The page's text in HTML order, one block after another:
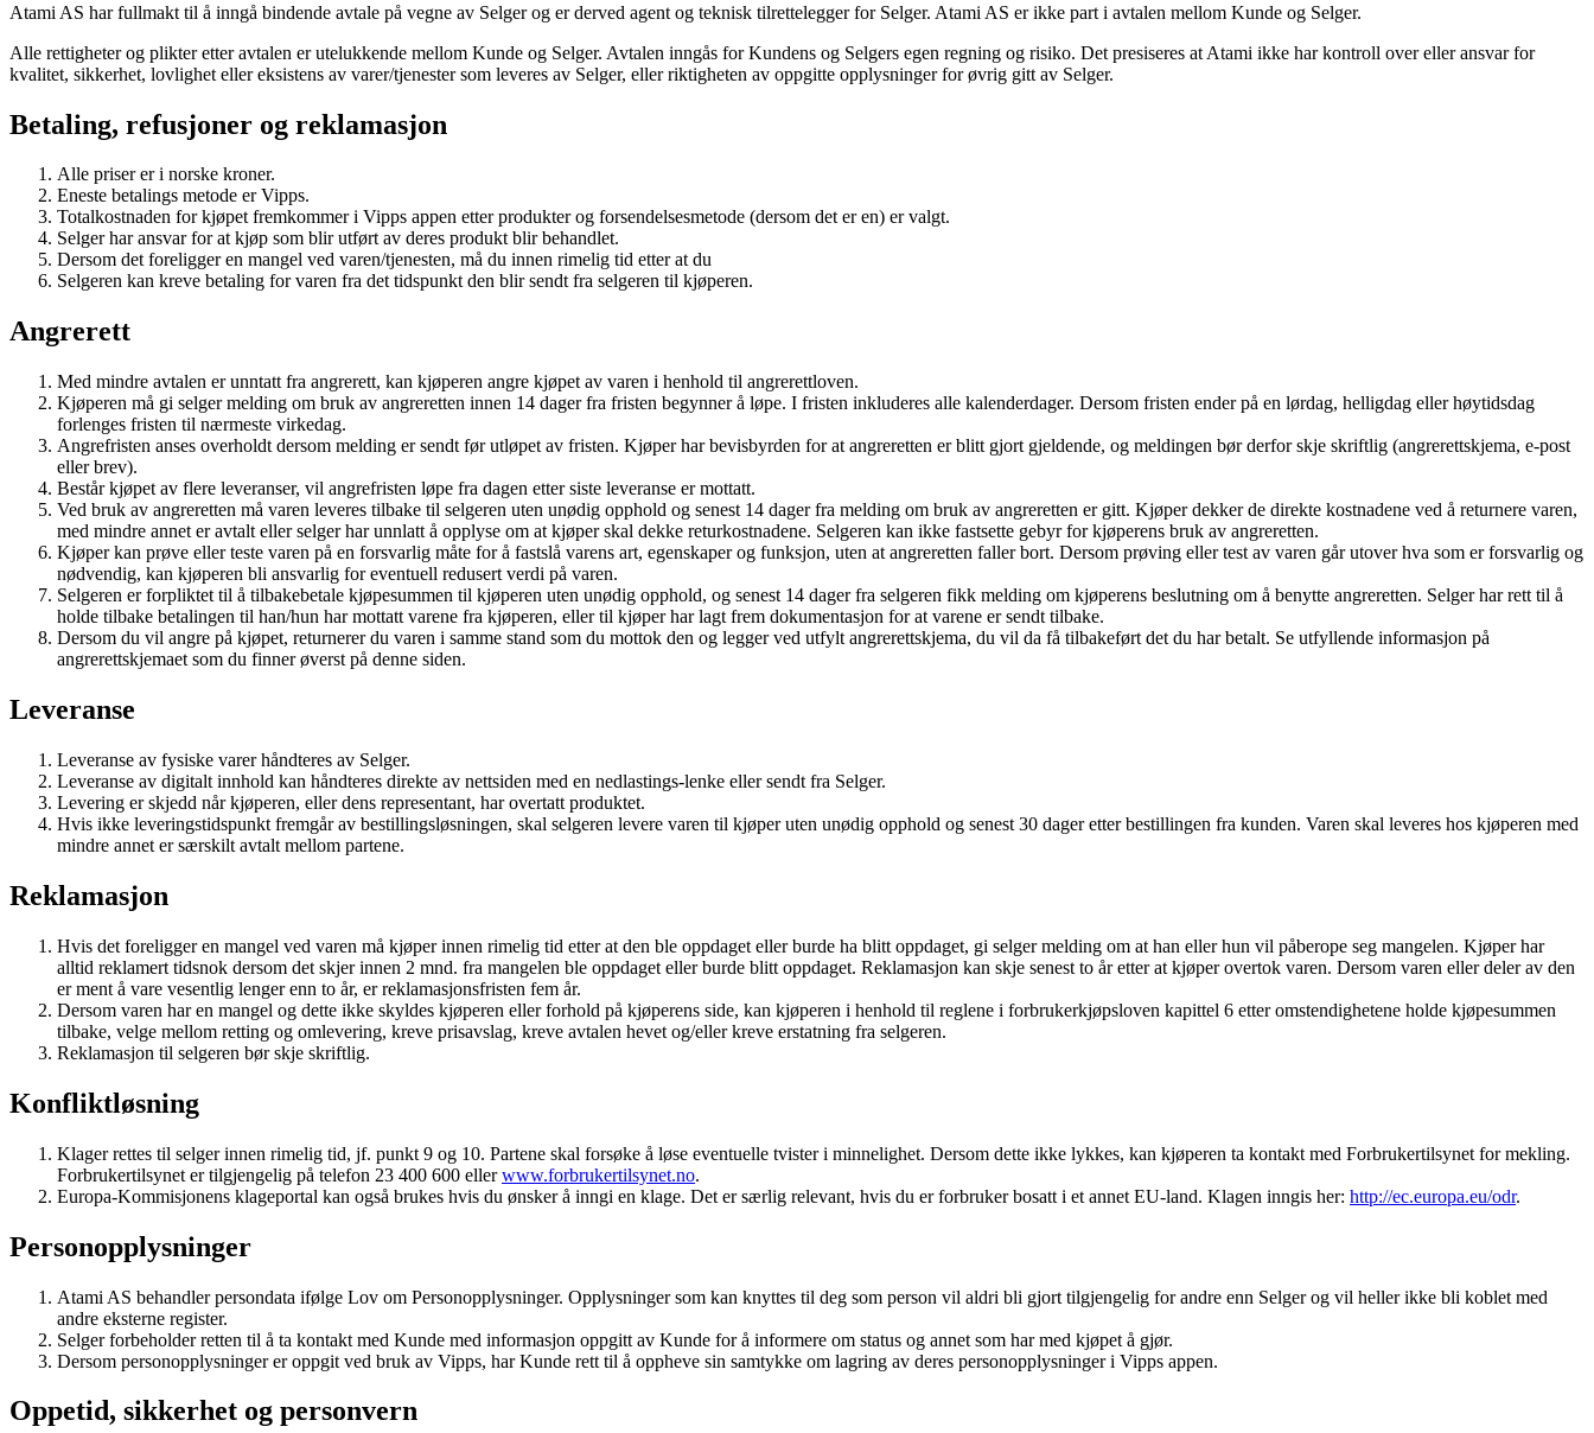
Atami AS har fullmakt til å inngå bindende avtale på vegne av Selger og er derved agent og teknisk tilrettelegger for Selger. Atami AS er ikke part i avtalen mellom Kunde og Selger.
Alle rettigheter og plikter etter avtalen er utelukkende mellom Kunde og Selger. Avtalen inngås for Kundens og Selgers egen regning og risiko. Det presiseres at Atami ikke har kontroll over eller ansvar for
kvalitet, sikkerhet, lovlighet eller eksistens av varer/tjenester som leveres av Selger, eller riktigheten av oppgitte opplysninger for øvrig gitt av Selger.
Betaling, refusjoner og reklamasjon
Alle priser er i norske kroner.
Eneste betalings metode er Vipps.
Totalkostnaden for kjøpet fremkommer i Vipps appen etter produkter og forsendelsesmetode (dersom det er en) er valgt.
Selger har ansvar for at kjøp som blir utført av deres produkt blir behandlet.
Dersom det foreligger en mangel ved varen/tjenesten, må du innen rimelig tid etter at du
Selgeren kan kreve betaling for varen fra det tidspunkt den blir sendt fra selgeren til kjøperen.
Angrerett
Med mindre avtalen er unntatt fra angrerett, kan kjøperen angre kjøpet av varen i henhold til angrerettloven.
Kjøperen må gi selger melding om bruk av angreretten innen 14 dager fra fristen begynner å løpe. I fristen inkluderes alle kalenderdager. Dersom fristen ender på en lørdag, helligdag eller høytidsdag
forlenges fristen til nærmeste virkedag.
Angrefristen anses overholdt dersom melding er sendt før utløpet av fristen. Kjøper har bevisbyrden for at angreretten er blitt gjort gjeldende, og meldingen bør derfor skje skriftlig (angrerettskjema, e-post
eller brev).
Består kjøpet av flere leveranser, vil angrefristen løpe fra dagen etter siste leveranse er mottatt.
Ved bruk av angreretten må varen leveres tilbake til selgeren uten unødig opphold og senest 14 dager fra melding om bruk av angreretten er gitt. Kjøper dekker de direkte kostnadene ved å returnere varen,
med mindre annet er avtalt eller selger har unnlatt å opplyse om at kjøper skal dekke returkostnadene. Selgeren kan ikke fastsette gebyr for kjøperens bruk av angreretten.
Kjøper kan prøve eller teste varen på en forsvarlig måte for å fastslå varens art, egenskaper og funksjon, uten at angreretten faller bort. Dersom prøving eller test av varen går utover hva som er forsvarlig og
nødvendig, kan kjøperen bli ansvarlig for eventuell redusert verdi på varen.
Selgeren er forpliktet til å tilbakebetale kjøpesummen til kjøperen uten unødig opphold, og senest 14 dager fra selgeren fikk melding om kjøperens beslutning om å benytte angreretten. Selger har rett til å
holde tilbake betalingen til han/hun har mottatt varene fra kjøperen, eller til kjøper har lagt frem dokumentasjon for at varene er sendt tilbake.
Dersom du vil angre på kjøpet, returnerer du varen i samme stand som du mottok den og legger ved utfylt angrerettskjema, du vil da få tilbakeført det du har betalt. Se utfyllende informasjon på
angrerettskjemaet som du finner øverst på denne siden.
Leveranse
Leveranse av fysiske varer håndteres av Selger.
Leveranse av digitalt innhold kan håndteres direkte av nettsiden med en nedlastings-lenke eller sendt fra Selger.
Levering er skjedd når kjøperen, eller dens representant, har overtatt produktet.
Hvis ikke leveringstidspunkt fremgår av bestillingsløsningen, skal selgeren levere varen til kjøper uten unødig opphold og senest 30 dager etter bestillingen fra kunden. Varen skal leveres hos kjøperen med
mindre annet er særskilt avtalt mellom partene.
Reklamasjon
Hvis det foreligger en mangel ved varen må kjøper innen rimelig tid etter at den ble oppdaget eller burde ha blitt oppdaget, gi selger melding om at han eller hun vil påberope seg mangelen. Kjøper har
alltid reklamert tidsnok dersom det skjer innen 2 mnd. fra mangelen ble oppdaget eller burde blitt oppdaget. Reklamasjon kan skje senest to år etter at kjøper overtok varen. Dersom varen eller deler av den
er ment å vare vesentlig lenger enn to år, er reklamasjonsfristen fem år.
Dersom varen har en mangel og dette ikke skyldes kjøperen eller forhold på kjøperens side, kan kjøperen i henhold til reglene i forbrukerkjøpsloven kapittel 6 etter omstendighetene holde kjøpesummen
tilbake, velge mellom retting og omlevering, kreve prisavslag, kreve avtalen hevet og/eller kreve erstatning fra selgeren.
Reklamasjon til selgeren bør skje skriftlig.
Konfliktløsning
Klager rettes til selger innen rimelig tid, jf. punkt 9 og 10. Partene skal forsøke å løse eventuelle tvister i minnelighet. Dersom dette ikke lykkes, kan kjøperen ta kontakt med Forbrukertilsynet for mekling.
Forbrukertilsynet er tilgjengelig på telefon 23 400 600 ellerwww.forbrukertilsynet.no.
Europa-Kommisjonens klageportal kan også brukes hvis du ønsker å inngi en klage. Det er særlig relevant, hvis du er forbruker bosatt i et annet EU-land. Klagen inngis her: http://ec.europa.eu/odr.
Personopplysninger
Atami AS behandler persondata ifølge Lov om Personopplysninger. Opplysninger som kan knyttes til deg som person vil aldri bli gjort tilgjengelig for andre enn Selger og vil heller ikke bli koblet med
andre eksterne register.
Selger forbeholder retten til å ta kontakt med Kunde med informasjon oppgitt av Kunde for å informere om status og annet som har med kjøpet å gjør.
Dersom personopplysninger er oppgit ved bruk av Vipps, har Kunde rett til å oppheve sin samtykke om lagring av deres personopplysninger i Vipps appen.
Oppetid, sikkerhet og personvern